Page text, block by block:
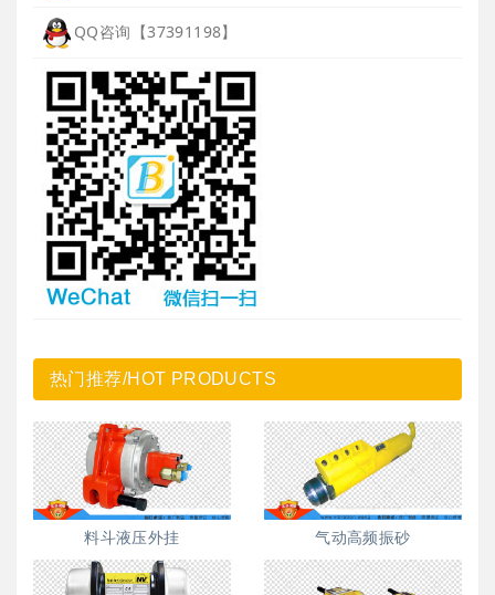
QQ咨询【37391198】
热门推荐/HOT PRODUCTS
料斗液压外挂 气动高频振砂